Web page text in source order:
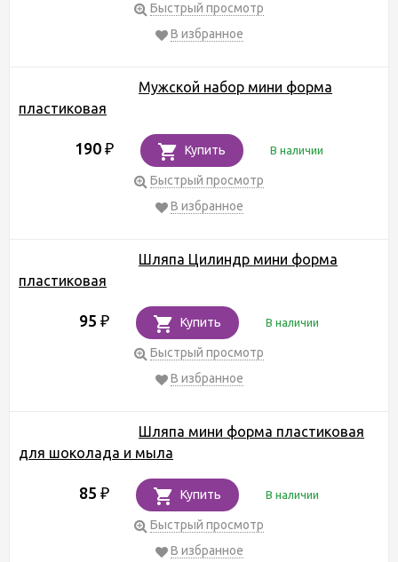
Быстрый просмотр
В избранное
Мужской набор мини форма
пластиковая
190 ₽ Купить В наличии
Быстрый просмотр
В избранное
Шляпа Цилиндр мини форма
пластиковая
95 ₽ Купить В наличии
Быстрый просмотр
В избранное
Шляпа мини форма пластиковая
для шоколада и мыла
85 ₽ Купить В наличии
Быстрый просмотр
В избранное